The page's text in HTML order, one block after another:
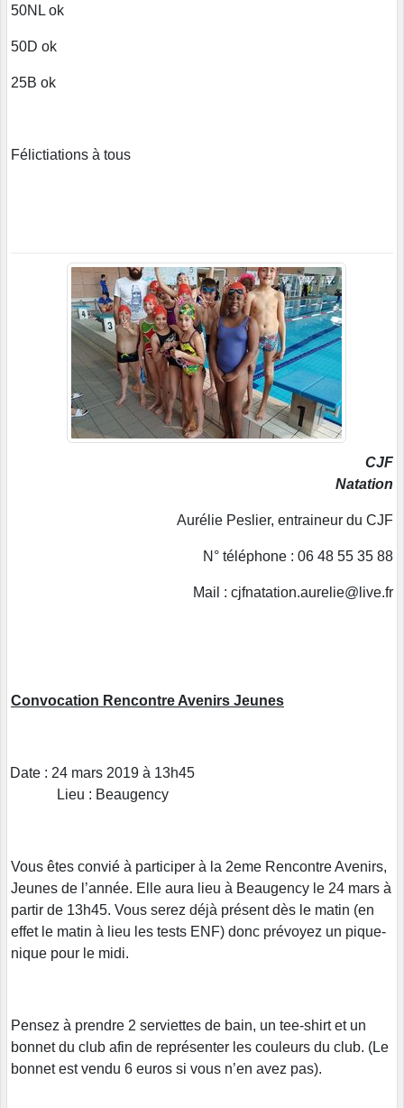
50NL ok
50D ok
25B ok
Félictiations à tous
CJF
Natation
Aurélie Peslier, entraineur du CJF
N° téléphone : 06 48 55 35 88
Mail : cjfnatation.aurelie@live.fr
Convocation Rencontre Avenirs Jeunes
Date : 24 mars 2019 à 13h45
Lieu : Beaugency
Vous êtes convié à participer à la 2eme Rencontre Avenirs,
Jeunes de l’année. Elle aura lieu à Beaugency le 24 mars à
partir de 13h45. Vous serez déjà présent dès le matin (en
effet le matin à lieu les tests ENF) donc prévoyez un pique-
nique pour le midi.
Pensez à prendre 2 serviettes de bain, un tee-shirt et un
bonnet du club afin de représenter les couleurs du club. (Le
bonnet est vendu 6 euros si vous n’en avez pas).